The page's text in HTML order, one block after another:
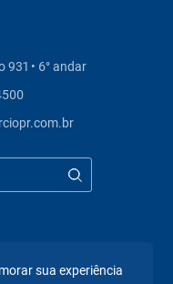
931 • 6° andar
sua experiência